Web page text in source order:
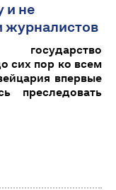
и не
журналистов
сих пор ко всем
впервые
преследовать